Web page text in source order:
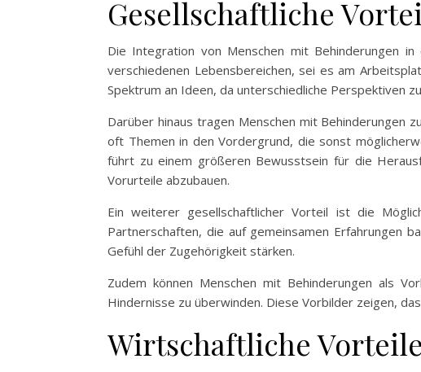
Gesellschaftliche
Die Integration von Menschen mit Behinderungen
verschiedenen Lebensbereichen, sei es am
Spektrum an Ideen, da unterschiedliche Perspektiven
Darüber hinaus tragen Menschen mit Behinderungen
oft Themen in den Vordergrund, die sonst
führt zu einem größeren Bewusstsein für die
Vorurteile abzubauen.
Ein weiterer gesellschaftlicher Vorteil ist die
Partnerschaften, die auf gemeinsamen Erfahrungen
Gefühl der Zugehörigkeit stärken.
Zudem können Menschen mit Behinderungen als
Hindernisse zu überwinden. Diese Vorbilder zeigen,
Wirtschaftliche